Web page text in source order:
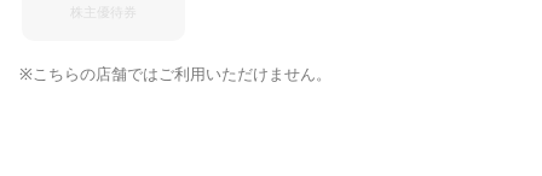
株主優待券
※こちらの店舗ではご利用いただけません。